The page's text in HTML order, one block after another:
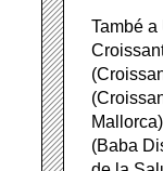
També
(Baba